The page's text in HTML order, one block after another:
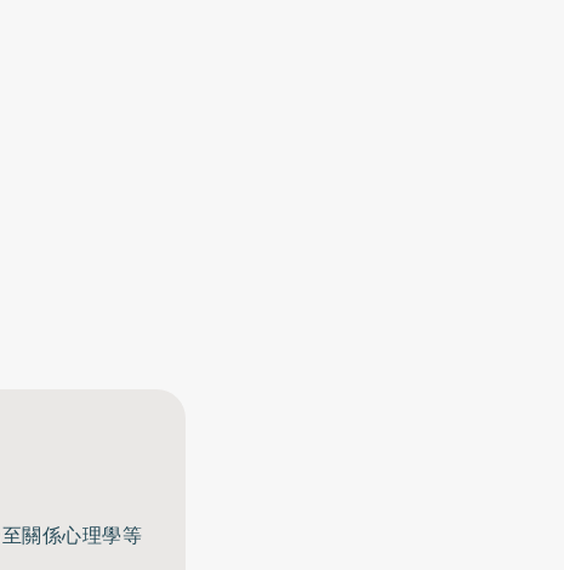
關係心理學等